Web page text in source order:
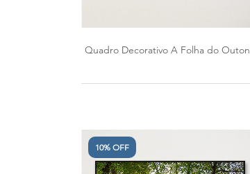
Quadro Decorativo A Folha do
10% OFF